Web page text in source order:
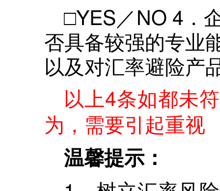
□YES／NO 4．
否具备较强的专业
以及对汇率避险产
以上4条如都未
为，需要引起重视
温馨提示：